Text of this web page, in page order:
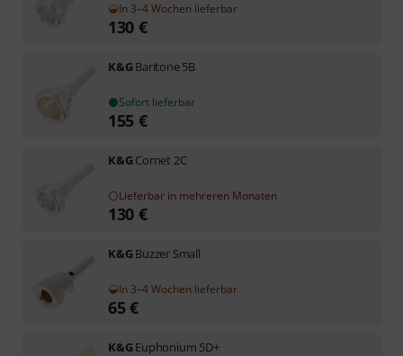
In 3–4 Wochen lieferbar
130 €
K&GBaritone 5B
Sofort lieferbar
155 €
K&GCornet 2C
Lieferbar in mehreren Monaten
130 €
K&GBuzzer Small
In 3–4 Wochen lieferbar
65€
K&GEuphonium 5D+